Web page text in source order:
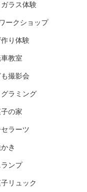
ラス体験
ークショップ
作り体験
教室
撮影会
ラミング
の家
ラーツ
き
ンプ
リュック